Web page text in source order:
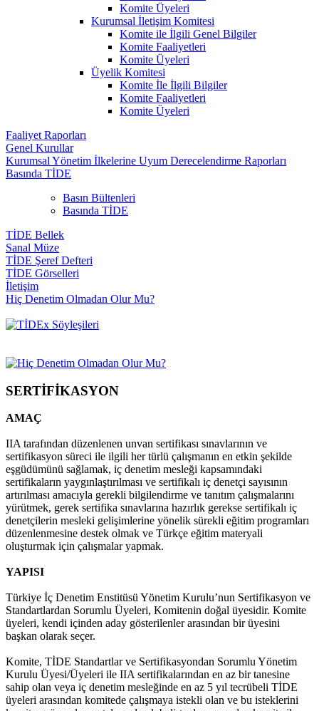
Komite Üyeleri
Kurumsal İletişim Komitesi
Komite ile İlgili Genel Bilgiler
Komite Faaliyetleri
Komite Üyeleri
Üyelik Komitesi
Komite İle İlgili Bilgiler
Komite Faaliyetleri
Komite Üyeleri
Faaliyet Raporları
Genel Kurullar
Kurumsal Yönetim İlkelerine Uyum Derecelendirme Raporları
Basında TİDE
Basın Bültenleri
Basında TİDE
TİDE Bellek
Sanal Müze
TİDE Şeref Defteri
TİDE Görselleri
İletişim
Hiç Denetim Olmadan Olur Mu?
SERTİFİKASYON
AMAÇ
IIA tarafından düzenlenen unvan sertifikası sınavlarının ve
sertifikasyon süreci ile ilgili her türlü çalışmanın en etkin şekilde
eşgüdümünü sağlamak, iç denetim mesleği kapsamındaki
sertifikaların yaygınlaştırılması ve sertifikalı iç denetçi sayısının
artırılması amacıyla gerekli bilgilendirme ve tanıtım çalışmalarını
yürütmek, gerek sertifika sınavlarına hazırlık gerekse sertifikalı iç
denetçilerin mesleki gelişimlerine yönelik sürekli eğitim programları
düzenlenmesine destek olmak ve Türkçe eğitim materyali
oluşturmak için çalışmalar yapmak.
YAPISI
Türkiye İç Denetim Enstitüsü Yönetim Kurulu’nun Sertifikasyon ve
Standartlardan Sorumlu Üyeleri, Komitenin doğal üyesidir. Komite
üyeleri, kendi içinden aday gösterilenler arasından bir üyesini
başkan olarak seçer.
Komite, TİDE Standartlar ve Sertifikasyondan Sorumlu Yönetim
Kurulu Üyesi/Üyeleri ile IIA sertifikalarından en az bir tanesine
sahip olan veya iç denetim mesleğinde en az 5 yıl tecrübeli TİDE
üyeleri arasından komitede çalışmaya istekli olan ve bu isteklerini